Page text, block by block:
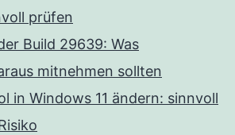
prüfen
Build 29639: Was
mitnehmen sollten
in Windows 11 ändern: sinnvoll